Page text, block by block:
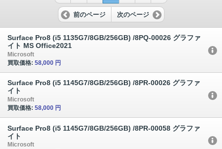
前のページ 次のページ
Surface Pro8 (i5 1135G7/8GB/256GB) /8PQ-00026 グラファ
イト MS Office2021
Microsoft
買取価格: 58,000 円
Surface Pro8 (i5 1145G7/8GB/256GB) /8PR-00026 グラファ
イト
Microsoft
買取価格: 58,000 円
Surface Pro8 (i5 1145G7/8GB/256GB) /8PR-00058 グラファ
イト
Microsoft